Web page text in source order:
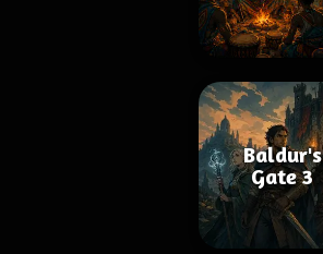
Baldur's
Gate 3